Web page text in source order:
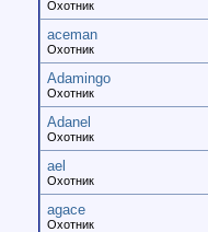
Охотник
aceman
Охотник
Adamingo
Охотник
Adanel
Охотник
ael
Охотник
agace
Охотник